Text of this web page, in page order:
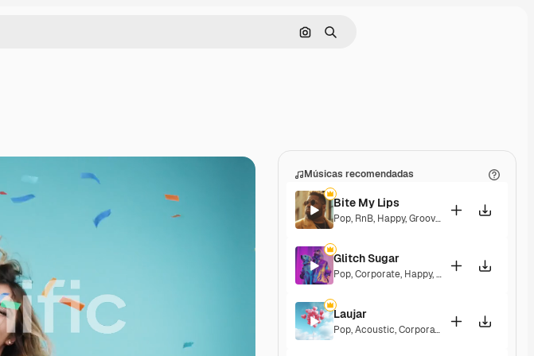
Pesquisar por imagem
Buscar
Músicas recomendadas
Bite My Lips
Pop, RnB, Happy,Groovy , Soulful Upbeat
Glitch Sugar
Pop,Corporate, Happy,Groovy Upbeat
Laujar
Pop,Acoustic,Corporate Happy ,Hopeful